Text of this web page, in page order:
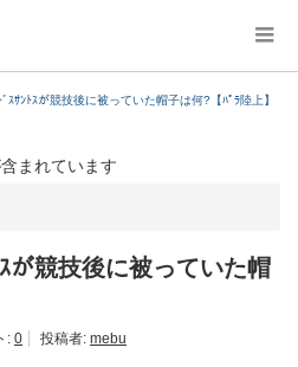
ﾞｽｻﾝﾄｽが競技後に被っていた帽子は何?【ﾊﾟﾗ陸上】
まれています
ｽが競技後に被っていた帽
: 0 投稿者: mebu